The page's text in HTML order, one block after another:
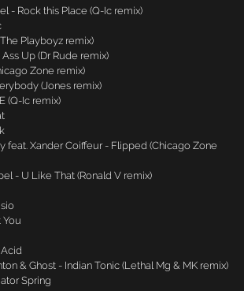
- Rock this Place (Q-Ic remix)
Playboyz remix)
Up (Dr Rude remix)
Zone remix)
(Jones remix)
(Q-Ic remix)
feat. Xander Coiffeur - Flipped (Chicago Zone
- U Like That (Ronald V remix)
You
Acid
& Ghost - Indian Tonic (Lethal Mg & MK remix)
Spring